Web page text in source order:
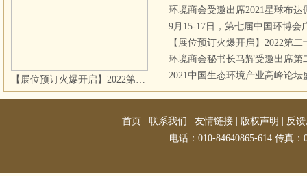
【展位预订火爆开启】2022第二十三届中国环博会
环境商会受邀出席2021星球布达
9月15-17日，第七届中国环博会
【展位预订火爆开启】2022第
2021中国生态环境产业高峰论坛
首页 联系我们 友情链接 版权声明
反
电话：010-84640865-614 传真